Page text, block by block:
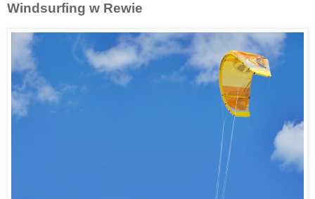
Windsurfing w Rewie